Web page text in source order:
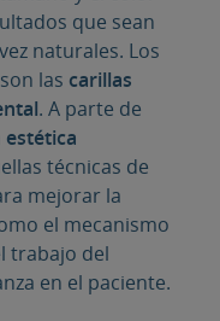
que sean
naturales. Los
las carillas
. A parte de
estética
técnicas de
mejorar la
el mecanismo
trabajo del
en el paciente.